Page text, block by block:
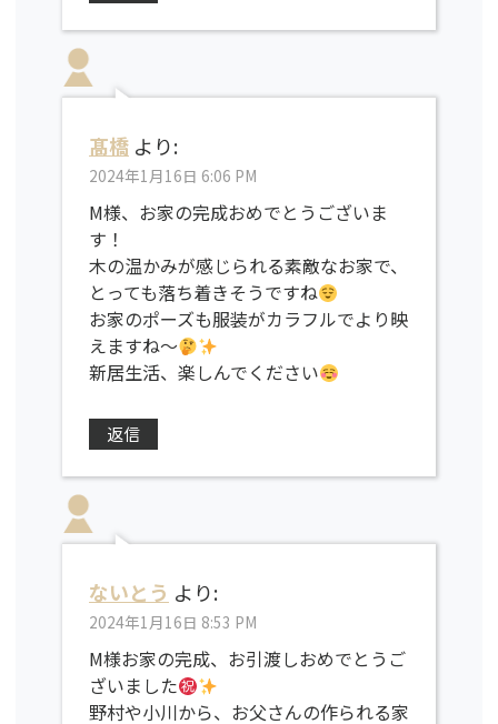
髙橋 より:
2024年1月16日 6:06 PM
M様、お家の完成おめでとうございま
す！
木の温かみが感じられる素敵なお家で、
とっても落ち着きそうですね
お家のポーズも服装がカラフルでより映
えますね〜
新居生活、楽しんでください
返信
ないとう より:
2024年1月16日 8:53 PM
M様お家の完成、お引渡しおめでとうご
ざいました
野村や小川から、お父さんの作られる家